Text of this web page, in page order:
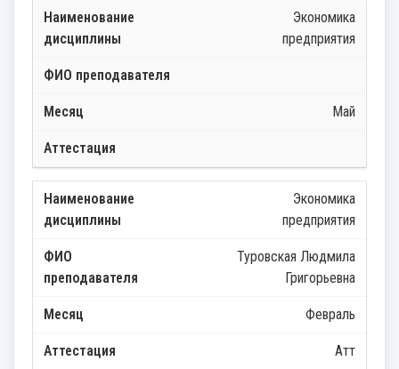
Экономика
предприятия
Май
Экономика
предприятия
Туровская Людмила
Григорьевна
Февраль
Атт